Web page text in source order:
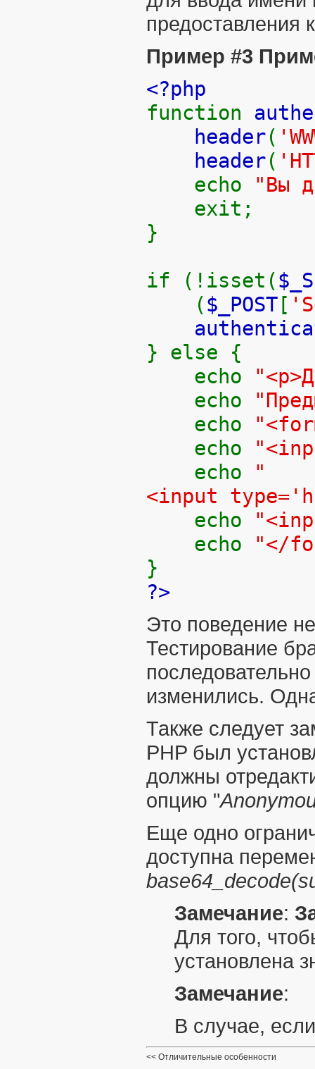
предоставления
Пример #3
<?php
function
header(
header(
echo
"Вы
exit;
}
if (!isset(
($_POST [
} else {
echo
echo
echo
echo
echo
"
<input
echo
echo
"</
}
?>
Это поведение
Тестирование
изменились.
Также следует
PHP был
должны
опцию "
Еще одно
доступна
Замечание:
Для того,
установлена
Замечание:
В случае,
Отличительные особенности